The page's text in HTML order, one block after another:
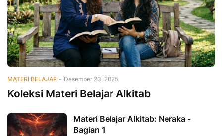
MATERI BELAJAR - Desember 23, 2025
Koleksi Materi Belajar Alkitab
Materi Belajar Alkitab: Neraka -
Bagian 1